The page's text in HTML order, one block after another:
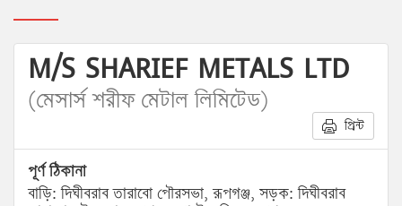
M/S SHARIEF METALS LTD
(মেসার্স শরীফ মেটাল লিমিটেড)
প্রিন্ট
পূর্ণ ঠিকানা
বাড়ি: দিঘীবরাব তারাবো পৌরসভা, রূপগঞ্জ, সড়ক: দিঘীবরাব